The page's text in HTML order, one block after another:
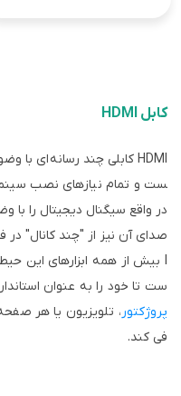
کابل HDMI
HDMI کابلی چند رسانه‌ای با
ست و تمام نیازهای نصب
در واقع سیگنال دیجیتال را با
صدای آن نیز از "چند کانال"
I بیش از همه ابزارهای این
ست تا خود را به عنوان
پروژکتور، تلویزیون یا هر
فی کند.